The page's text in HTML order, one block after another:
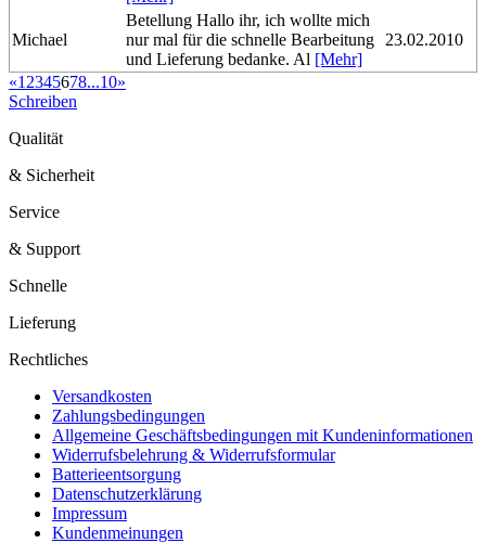
Michael
Betellung Hallo ihr, ich wollte mich
nur mal für die schnelle Bearbeitung
und Lieferung bedanke. Al [Mehr]
23.02.2010
«1 2345678...10»
Schreiben
Qualität
& Sicherheit
Service
& Support
Schnelle
Lieferung
Rechtliches
Versandkosten
Zahlungsbedingungen
Allgemeine Geschäftsbedingungen mit Kundeninformationen
Widerrufsbelehrung & Widerrufsformular
Batterieentsorgung
Datenschutzerklärung
Impressum
Kundenmeinungen